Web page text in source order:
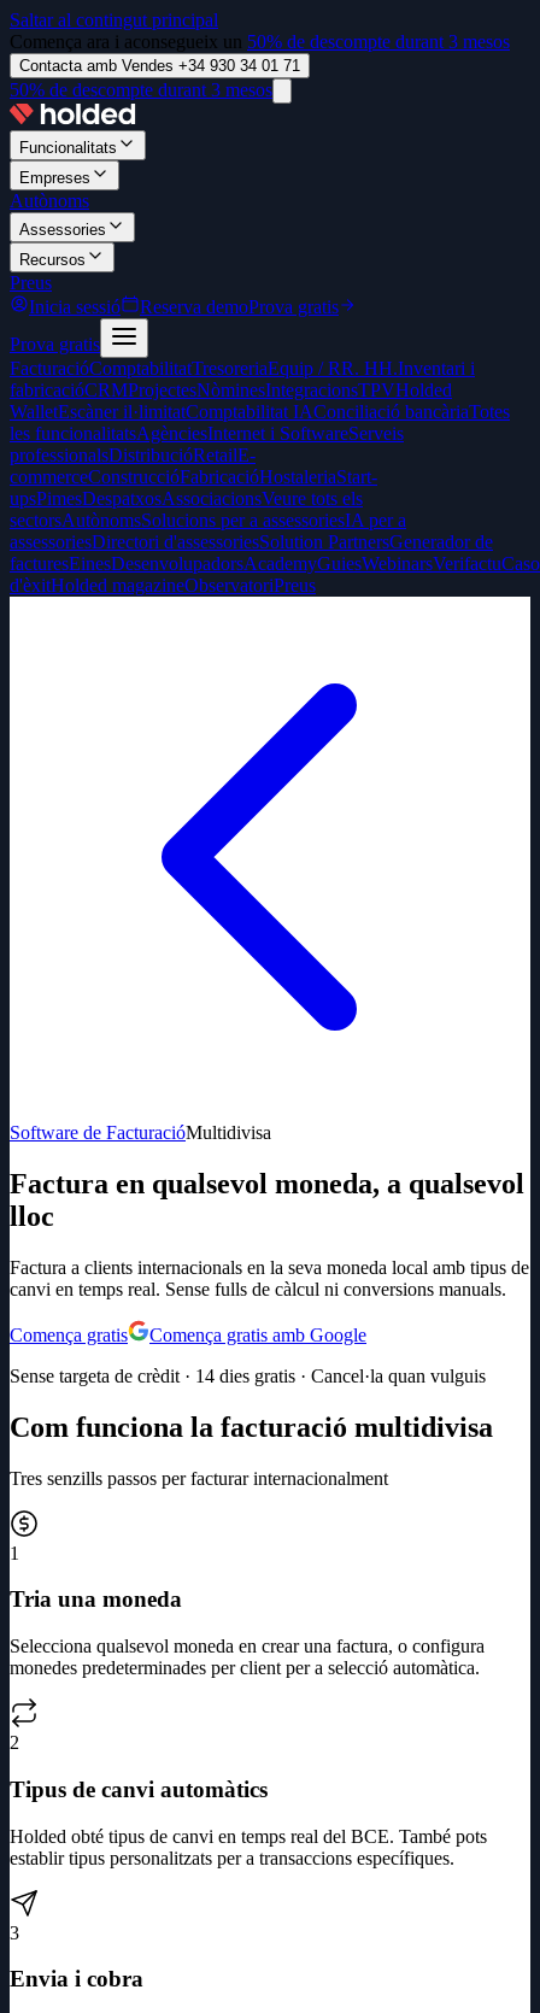
Saltar al contingut principal
Comença ara i aconsegueix un 50% de descompte durant 3 mesos
Contacta amb Vendes +34 930 34 01 71
50% de descompte durant 3 mesos
Funcionalitats
Empreses
Autònoms
Assessories
Recursos
Preus
Inicia sessió
Reserva demoProva gratis
Prova gratis
FacturacióComptabilitatTresoreriaEquip / RR. HH.Inventari i
fabricacióCRMProjectesNòminesIntegracionsTPVHolded
WalletEscàner il·limitatComptabilitat IAConciliació bancàriaTotes
les funcionalitatsAgènciesInternet i SoftwareServeis
professionalsDistribucióRetailE-
commerceConstruccióFabricacióHostaleriaStart-
upsPimesDespatxosAssociacionsVeure tots els
sectorsAutònomsSolucions per a assessoriesIA per a
assessoriesDirectori d'assessoriesSolution PartnersGenerador de
facturesEinesDesenvolupadorsAcademyGuiesWebinarsVerifactu
d'èxitHolded magazineObservatoriPreus
Software de FacturacióMultidivisa
Factura en qualsevol moneda, a qualsevol
lloc
Factura a clients internacionals en la seva moneda local amb tipus de
canvi en temps real. Sense fulls de càlcul ni conversions manuals.
Comença gratis
Comença gratis amb Google
Sense targeta de crèdit · 14 dies gratis · Cancel·la quan vulguis
Com funciona la facturació multidivisa
Tres senzills passos per facturar internacionalment
1
Tria una moneda
Selecciona qualsevol moneda en crear una factura, o configura
monedes predeterminades per client per a selecció automàtica.
2
Tipus de canvi automàtics
Holded obté tipus de canvi en temps real del BCE. També pots
establir tipus personalitzats per a transaccions específiques.
3
Envia i cobra